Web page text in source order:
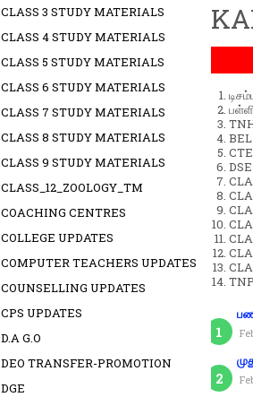
CLASS 3 STUDY MATERIALS
CLASS 4 STUDY MATERIALS
CLASS 5 STUDY MATERIALS
CLASS 6 STUDY MATERIALS
CLASS 7 STUDY MATERIALS
CLASS 8 STUDY MATERIALS
CLASS 9 STUDY MATERIALS
CLASS_12_ZOOLOGY_TM
COACHING CENTRES
COLLEGE UPDATES
COMPUTER TEACHERS UPDATES
COUNSELLING UPDATES
CPS UPDATES
D.A G.O
DEO TRANSFER-PROMOTION
DGE